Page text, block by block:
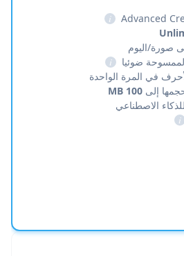
i
i
في المرة الواحدة
إلى 100 MB
الاصطناعي
i